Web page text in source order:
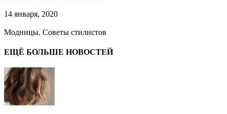
14 января, 2020
Модницы. Советы стилистов
ЕЩЁ БОЛЬШЕ НОВОСТЕЙ